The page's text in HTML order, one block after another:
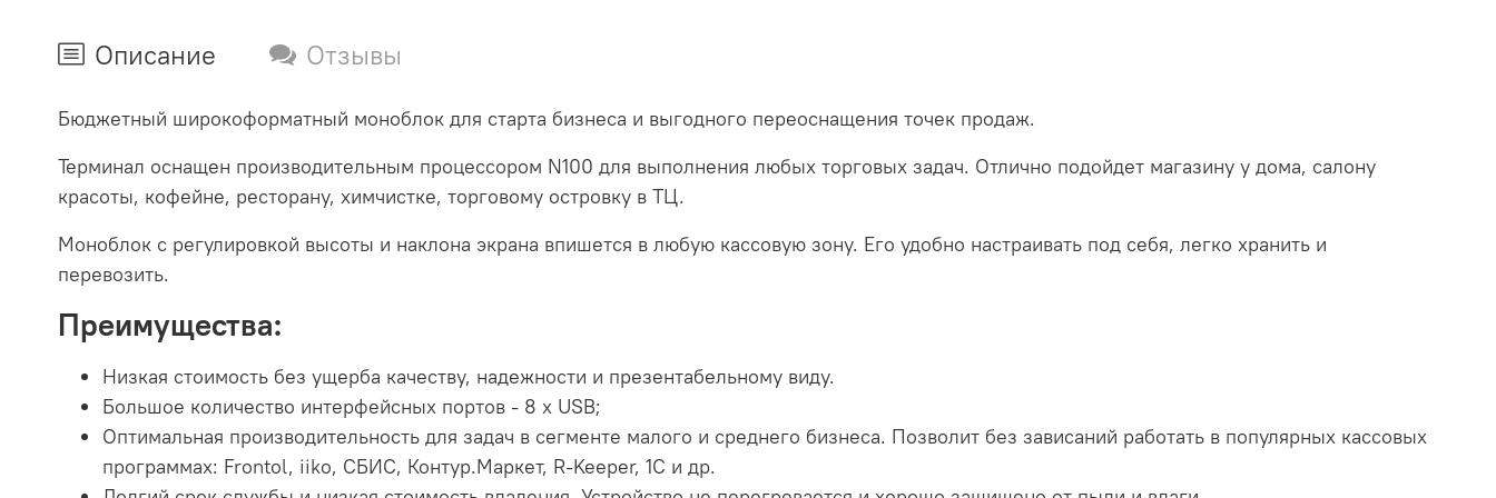
Описание Отзывы
Бюджетный широкоформатный моноблок для старта бизнеса и выгодного переоснащения точек продаж.
Терминал оснащен производительным процессором N100 для выполнения любых торговых задач. Отлично подойдет магазину у дома, салону
красоты, кофейне, ресторану, химчистке, торговому островку в ТЦ.
Моноблок с регулировкой высоты и наклона экрана впишется в любую кассовую зону. Его удобно настраивать под себя, легко хранить и
перевозить.
Преимущества:
Низкая стоимость без ущерба качеству, надежности и презентабельному виду.
Большое количество интерфейсных портов - 8 x USB;
Оптимальная производительность для задач в сегменте малого и среднего бизнеса. Позволит без зависаний работать в популярных кассовых
программах: Frontol, iiko, СБИС, Контур.Маркет, R-Keeper, 1C и др.